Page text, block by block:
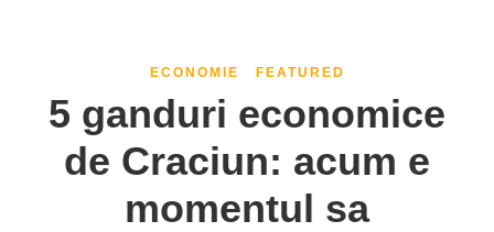
ECONOMIE FEATURED
5 ganduri economice
de Craciun: acum e
momentul sa